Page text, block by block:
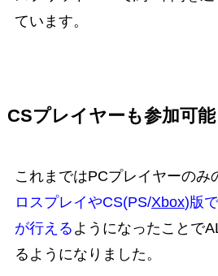
ています。
CSプレイヤーも参加可能
これまではPCプレイヤーのみ
ロスプレイやCS(PS/Xbox)版
が行える ようになったことで
るようになりました。